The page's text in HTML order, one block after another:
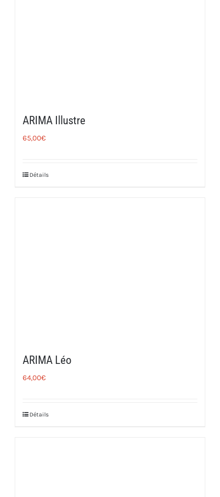
ARIMA Illustre
65,00€
Détails
ARIMA Léo
64,00€
Détails